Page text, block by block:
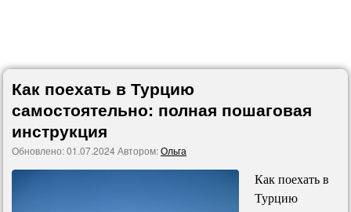
Как поехать в Турцию
самостоятельно: полная пошаговая
инструкция
Обновлено:01.07.2024Автором:Ольга
Как поехать в
Турцию